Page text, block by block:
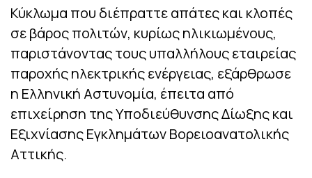
Κύκλωμα που διέπραττε απάτες και κλοπές
σε βάρος πολιτών, κυρίως ηλικιωμένους,
παριστάνοντας τους υπαλλήλους εταιρείας
παροχής ηλεκτρικής ενέργειας, εξάρθρωσε
η Ελληνική Αστυνομία, έπειτα από
επιχείρηση της Υποδιεύθυνσης Δίωξης και
Εξιχνίασης Εγκλημάτων Βορειοανατολικής
Αττικής.